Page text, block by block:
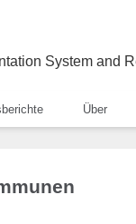
System and
Über